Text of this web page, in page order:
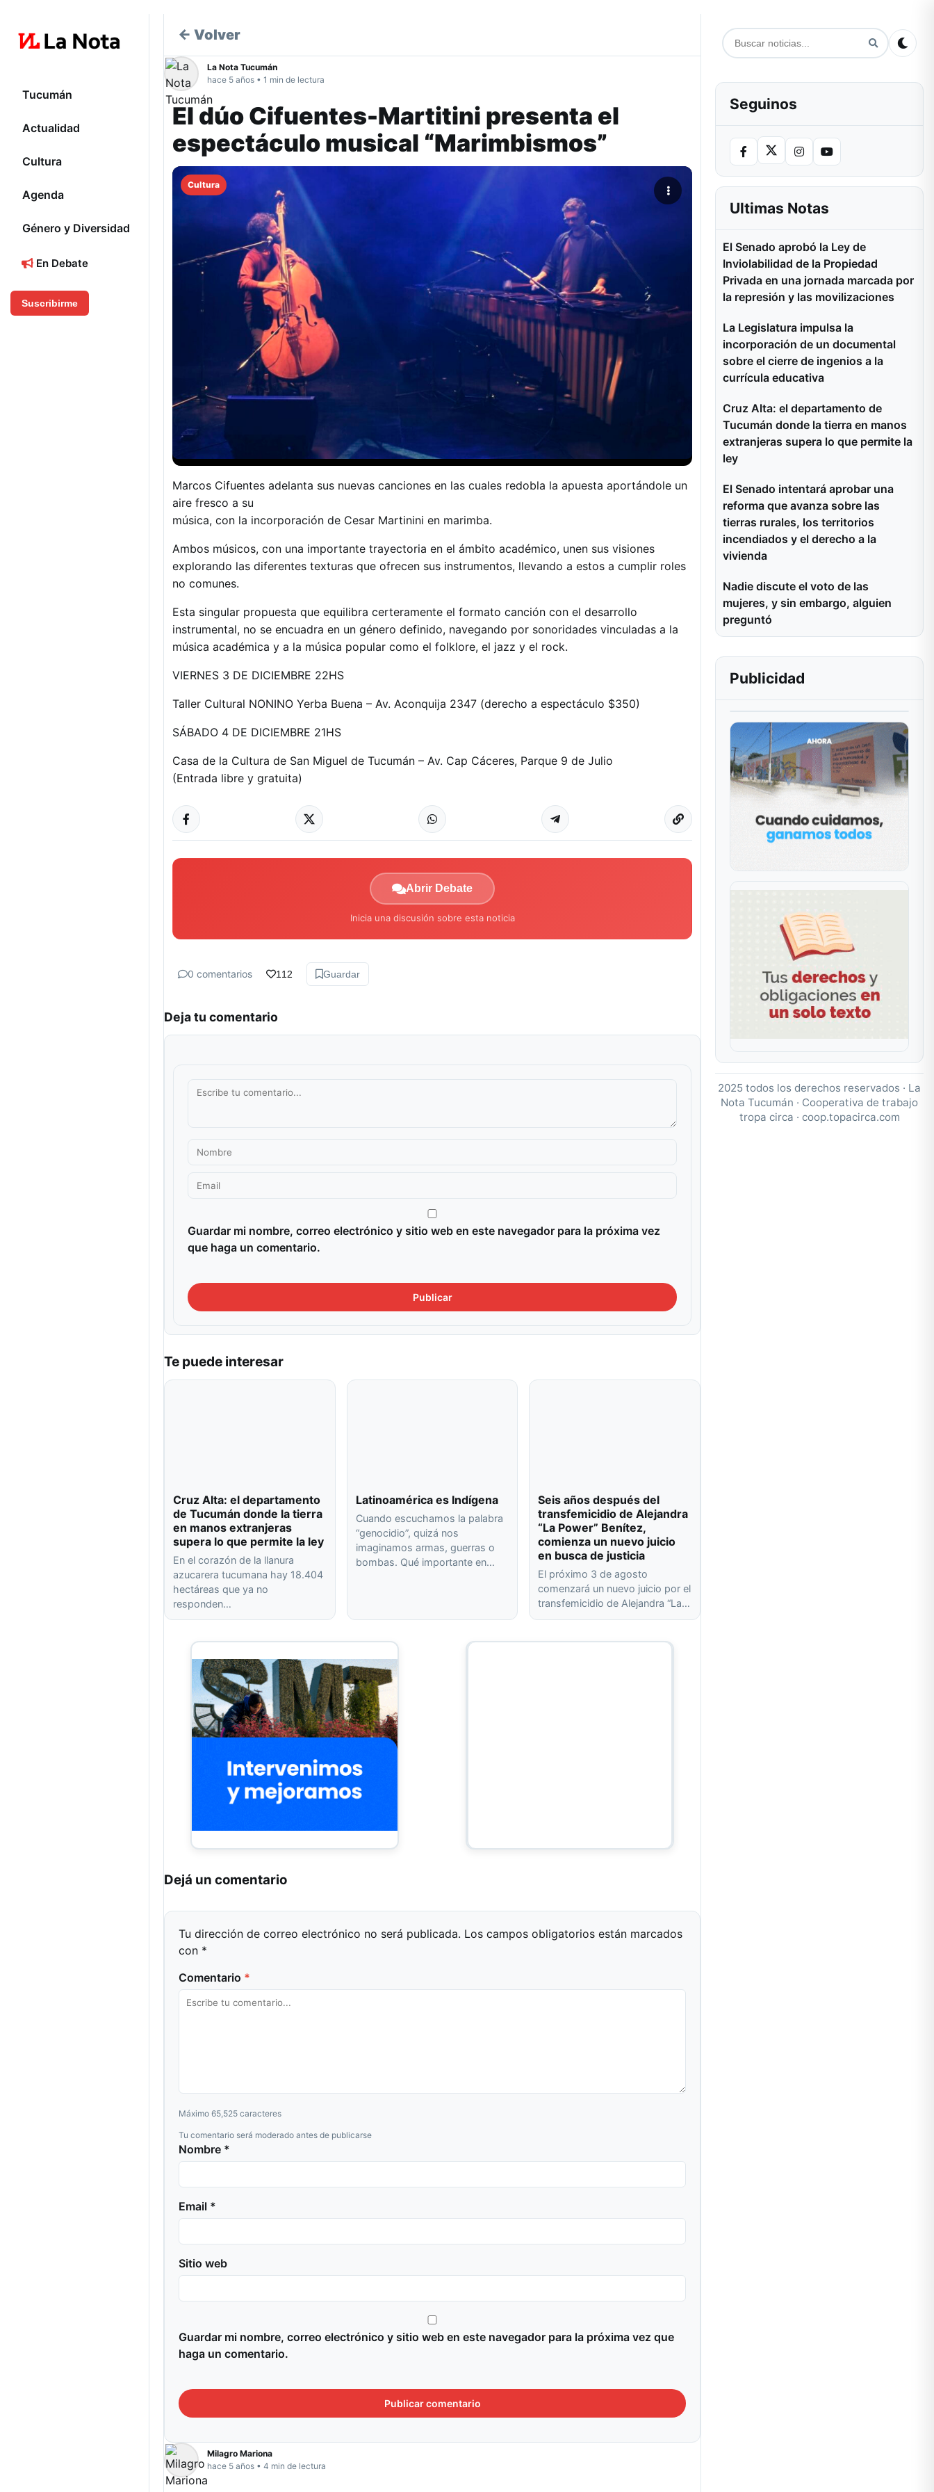
Tucumán
Actualidad
Cultura
Agenda
Género y Diversidad
En Debate
Suscribirme
← Volver
La Nota Tucumán
hace 5 años • 1 min de lectura
El dúo Cifuentes-Martitini presenta el
espectáculo musical “Marimbismos”
Cultura
Marcos Cifuentes adelanta sus nuevas canciones en las cuales redobla la apuesta aportándole un
aire fresco a su
música, con la incorporación de Cesar Martinini en marimba.
Ambos músicos, con una importante trayectoria en el ámbito académico, unen sus visiones
explorando las diferentes texturas que ofrecen sus instrumentos, llevando a estos a cumplir roles
no comunes.
Esta singular propuesta que equilibra certeramente el formato canción con el desarrollo
instrumental, no se encuadra en un género definido, navegando por sonoridades vinculadas a la
música académica y a la música popular como el folklore, el jazz y el rock.
VIERNES 3 DE DICIEMBRE 22HS
Taller Cultural NONINO Yerba Buena – Av. Aconquija 2347 (derecho a espectáculo $350)
SÁBADO 4 DE DICIEMBRE 21HS
Casa de la Cultura de San Miguel de Tucumán – Av. Cap Cáceres, Parque 9 de Julio
(Entrada libre y gratuita)
Abrir Debate
Inicia una discusión sobre esta noticia
0 comentarios 112 Guardar
Deja tu comentario
Guardar mi nombre, correo electrónico y sitio web en este navegador para la próxima vez
que haga un comentario.
Te puede interesar
Cruz Alta: el departamento
de Tucumán donde la tierra
en manos extranjeras
supera lo que permite la ley
En el corazón de la llanura
azucarera tucumana hay 18.404
hectáreas que ya no
responden…
Latinoamérica es Indígena
Cuando escuchamos la palabra
“genocidio”, quizá nos
imaginamos armas, guerras o
bombas. Qué importante en…
Seis años después del
transfemicidio de Alejandra
“La Power” Benítez,
comienza un nuevo juicio
en busca de justicia
El próximo 3 de agosto
comenzará un nuevo juicio por el
transfemicidio de Alejandra “La…
Dejá un comentario
Tu dirección de correo electrónico no será publicada. Los campos obligatorios están marcados
con *
Comentario *
Máximo 65,525 caracteres
Tu comentario será moderado antes de publicarse
Nombre *
Email *
Sitio web
Guardar mi nombre, correo electrónico y sitio web en este navegador para la próxima vez que
haga un comentario.
Milagro Mariona
hace 5 años • 4 min de lectura
Seguinos
Ultimas Notas
El Senado aprobó la Ley de
Inviolabilidad de la Propiedad
Privada en una jornada marcada por
la represión y las movilizaciones
La Legislatura impulsa la
incorporación de un documental
sobre el cierre de ingenios a la
currícula educativa
Cruz Alta: el departamento de
Tucumán donde la tierra en manos
extranjeras supera lo que permite la
ley
El Senado intentará aprobar una
reforma que avanza sobre las
tierras rurales, los territorios
incendiados y el derecho a la
vivienda
Nadie discute el voto de las
mujeres, y sin embargo, alguien
preguntó
Publicidad
2025 todos los derechos reservados · La
Nota Tucumán · Cooperativa de trabajo
tropa circa · coop.topacirca.com